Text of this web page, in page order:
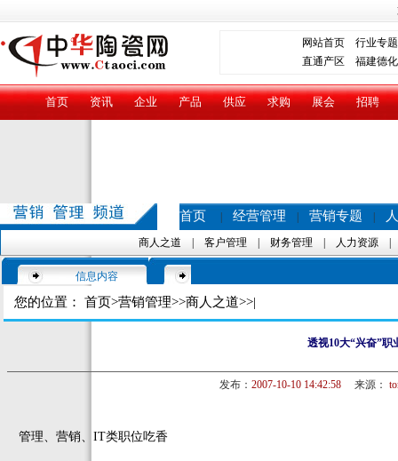
网站首页
行业专题
直通产区 福建德化
首页 资讯 企业 产品 供应 求购 展会 招聘
首页 经营管理 营销专题
商人之道 客户管理 财务管理 人力资源
信息内容
您的位置： 首页>营销管理>>商人之道>>|
透视10大“兴奋”职
发布： 2007-10-10 14:42:58来源：
管理、营销、IT类职位吃香